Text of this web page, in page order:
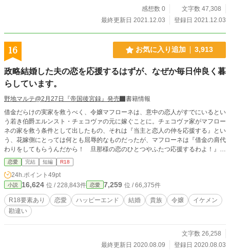
感想数 0
文字数 47,308
最終更新日 2021.12.03
登録日 2021.12.03
16 お気に入り追加 3,913
政略結婚した夫の恋を応援するはずが、なぜか毎日仲良く暮
らしています。
野地マルテ@2月27日『帝国後宮録』発売
書籍情報
借金だらけの実家を救うべく、令嬢マフローネは、意中の恋人がすでにいるとい
う若き伯爵エルンスト・チェコヴァの元に嫁ぐことに。チェコヴァ家がマフロー
ネの家を救う条件として出したもの、それは『当主と恋人の仲を応援する』とい
う、花嫁側にとっては何とも屈辱的なものだったが、マフローネは『借金の肩代
わりをしてもらうんだから！ 旦那様の恋のひとつやふたつ応援するわよ！』と
当初はかなり前向きであった。しかし愛人がいるはずのエルンストは、毎日欠か
さず屋敷に帰ってくる。マフローネは首を傾げる。いつまで待っても『お飾りの
妻』という、屈辱的な毎日がやって来ないからだ。マフローネが愛にみち満ちた
生活にどっぷり浸かりはじめた頃、彼女の目の前に現れたのは妖艶な赤髪の美女
だった。 ◆成人向けの小説です。性描写回には※あり。ご自衛ください。
恋愛 完結 短編 R18
24h.ポイント 49pt
小説 16,624 位 / 228,843件 恋愛 7,259 位 / 66,375件
R18要素あり 恋愛 ハッピーエンド 結婚 貴族 令嬢
イケメン
勘違い
文字数 26,258
最終更新日 2020.08.09
登録日 2020.08.03